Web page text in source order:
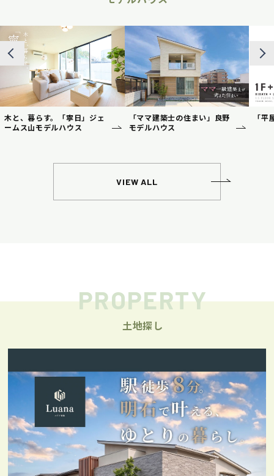
木と、暮らす。「寧日」ジェ
ームス山モデルハウス
「ママ建築士の住まい」良野
モデルハウス
「
VIEW ALL
PROPERTY
土地探し